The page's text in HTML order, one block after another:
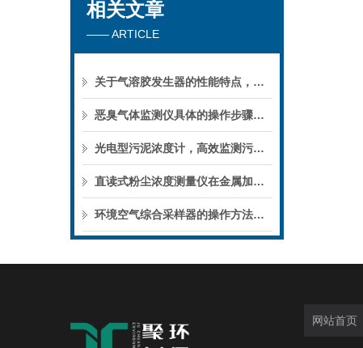
相关文章
—— ARTICLE
关于气溶胶发生器的性能特点，不妨看看下文！
恶臭气体监测仪具体的操作步骤是如何的
光电型污泥浓度计，高效监测污水浓度的智能解决方案
直读式粉尘浓度测量仪在金属加工行业的应用
环境空气综合采样器的操作方法涉及多个步骤
网站首页